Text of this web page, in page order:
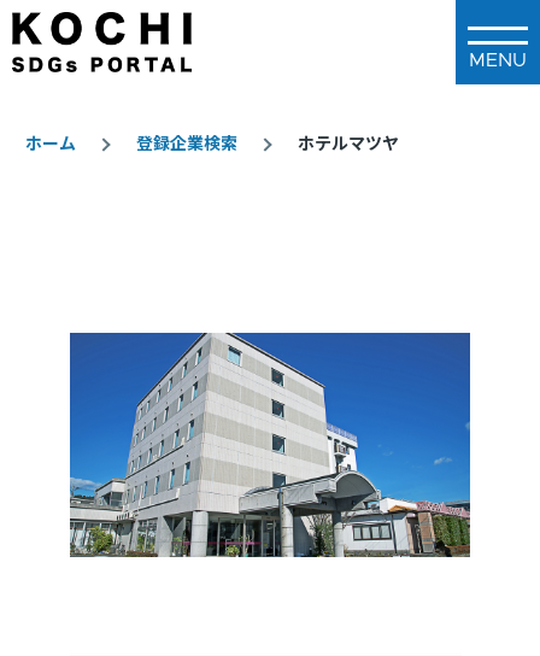
メインコンテンツに移動
ホーム 登録企業検索 ホテルマツヤ